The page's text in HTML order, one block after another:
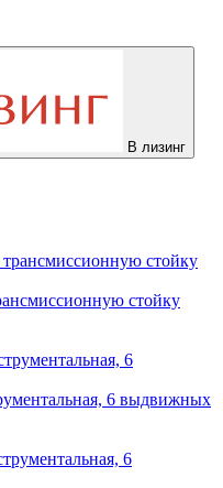
В лизинг
стойку
6 выдвижных